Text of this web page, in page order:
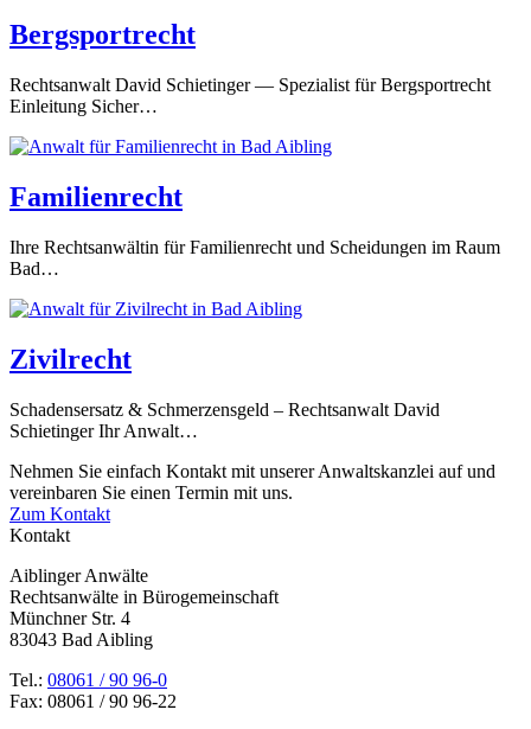
Bergsportrecht
Rechtsanwalt David Schietinger — Spezialist für Bergsportrecht
Einleitung Sicher…
Familienrecht
Ihre Rechtsanwältin für Familienrecht und Scheidungen im Raum
Bad…
Zivilrecht
Schadensersatz & Schmerzensgeld – Rechtsanwalt David
Schietinger Ihr Anwalt…
Nehmen Sie einfach Kontakt mit unserer Anwaltskanzlei auf und
vereinbaren Sie einen Termin mit uns.
Zum Kontakt
Kontakt
Aiblinger Anwälte
Rechtsanwälte in Bürogemeinschaft
Münchner Str. 4
83043 Bad Aibling
Tel.: 08061 / 90 96-0
Fax: 08061 / 90 96-22